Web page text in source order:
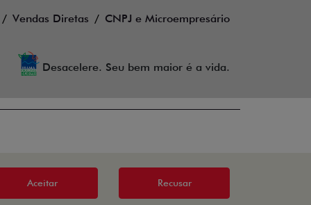
Vendas Diretas CNPJ e Microempresário
Desacelere. Seu bem maior é a vida.
Aceitar Recusar